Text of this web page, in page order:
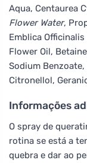
Aqua, Centaurea
Flower Water,
Emblica
Flower Oil,
Sodium
Citronellol,
Informações
O spray de
rotina se está a
quebra e dar ao